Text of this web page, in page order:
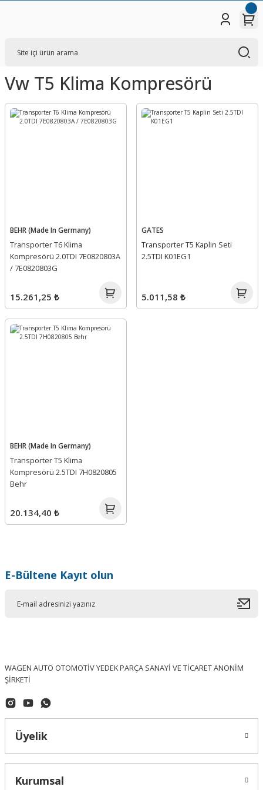
Vw T5 Klima Kompresörü
BEHR (Made In Germany)
Transporter T6 Klima
Kompresörü 2.0TDI 7E0820803A
/ 7E0820803G
15.261,25 ₺
GATES
Transporter T5 Kaplin Seti
2.5TDI K01EG1
5.011,58 ₺
BEHR (Made In Germany)
Transporter T5 Klima
Kompresörü 2.5TDI 7H0820805
Behr
20.134,40 ₺
E-Bültene Kayıt olun
WAGEN AUTO OTOMOTİV YEDEK PARÇA SANAYİ VE TİCARET ANONİM
ŞİRKETİ
Üyelik
Kurumsal